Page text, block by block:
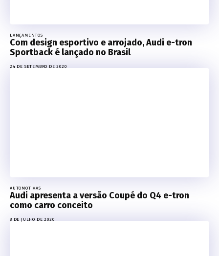
LANÇAMENTOS
Com design esportivo e arrojado, Audi e-tron
Sportback é lançado no Brasil
24 DE SETEMBRO DE 2020
AUTOMOTIVAS
Audi apresenta a versão Coupé do Q4 e-tron
como carro conceito
8 DE JULHO DE 2020